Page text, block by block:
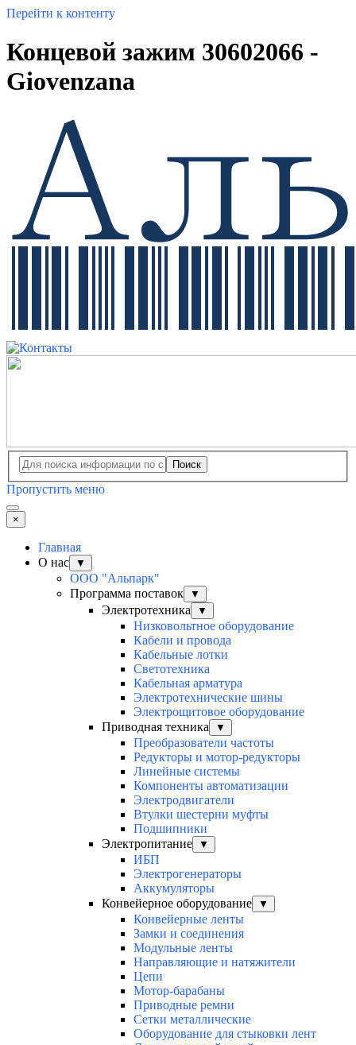
Перейти к контенту
Концевой зажим 30602066 -
Giovenzana
Поиск
Пропустить меню
×
Главная
О нас
▼
ООО "Альпарк"
Программа поставок
▼
Электротехника ▼
Низковольтное оборудование
Кабели и провода
Кабельные лотки
Светотехника
Кабельная арматура
Электротехнические шины
Электрощитовое оборудование
Приводная техника
▼
Преобразователи частоты
Редукторы и мотор-редукторы
Линейные системы
Компоненты автоматизации
Электродвигатели
Втулки шестерни муфты
Подшипники
Электропитание
▼
ИБП
Электрогенераторы
Аккумуляторы
Конвейерное оборудование
▼
Конвейерные ленты
Замки и соединения
Модульные ленты
Направляющие и натяжители
Цепи
Мотор-барабаны
Приводные ремни
Сетки металлические
Оборудование для стыковки лент